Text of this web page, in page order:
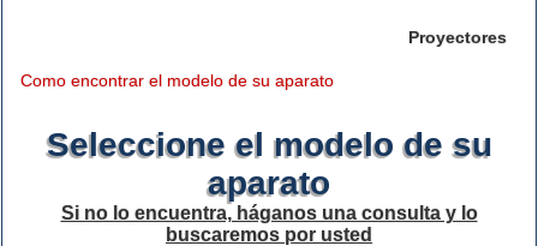
Proyectores
Como encontrar el modelo de su aparato
Seleccione el modelo de su
aparato
Si no lo encuentra, háganos una consulta y lo
buscaremos por usted